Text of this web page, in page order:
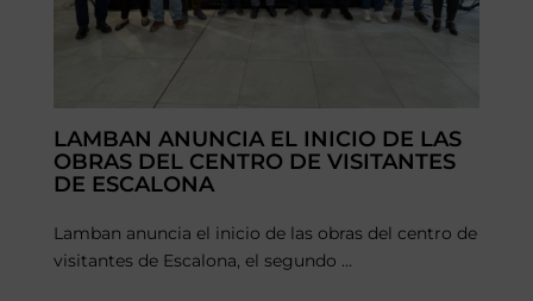
LAMBAN ANUNCIA EL INICIO DE LAS
OBRAS DEL CENTRO DE VISITANTES
DE ESCALONA
Lamban anuncia el inicio de las obras del centro de
visitantes de Escalona, el segundo ...